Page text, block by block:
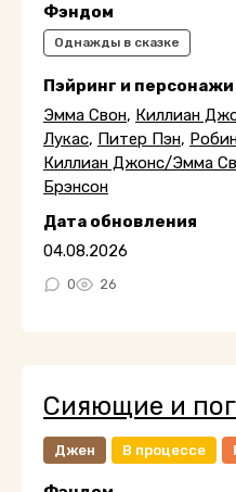
Фэндом
Однажды в сказке
Пэйринг и персонажи
Эмма Свон, Киллиан
Лукас, Питер Пэн,
Киллиан Джонс/Эмма
Брэнсон
Дата обновления
04.08.2026
0 26
Сияющие и
Джен В процессе